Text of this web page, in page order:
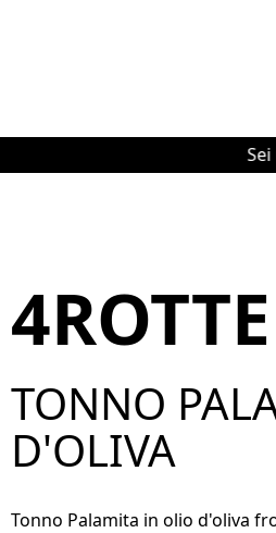
Sei un
4ROTTE
TONNO
D'OLIVA
Tonno Palamita in olio d'oliva